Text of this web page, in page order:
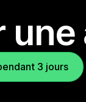
3 jours